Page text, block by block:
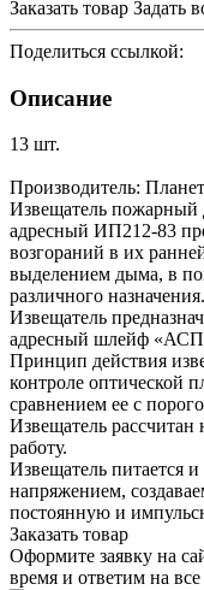
Заказать товар Задать
Поделиться ссылкой:
Описание
13 шт.
Производитель:
Извещатель пожарный
адресный ИП212-83
возгораний в их
выделением дыма, в
различного назначения.
Извещатель
адресный шлейф
Принцип действия
контроле оптической
сравнением ее с
Извещатель
работу.
Извещатель питается
напряжением,
постоянную и
Заказать товар
Оформите заявку на
время и ответим на